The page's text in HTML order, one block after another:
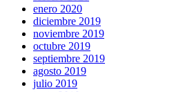
enero 2020
diciembre 2019
noviembre 2019
octubre 2019
septiembre 2019
agosto 2019
julio 2019